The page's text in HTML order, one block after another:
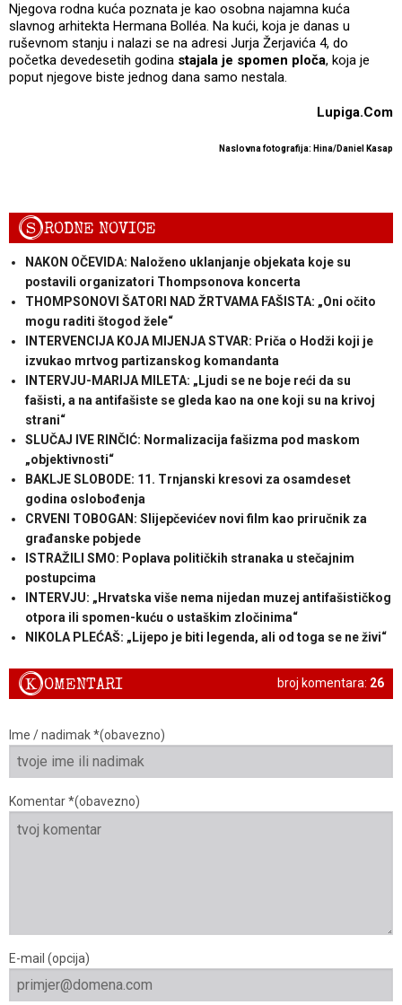
Njegova rodna kuća poznata je kao osobna najamna kuća
slavnog arhitekta Hermana Bolléa. Na kući, koja je danas u
ruševnom stanju i nalazi se na adresi Jurja Žerjavića 4, do
početka devedesetih godina stajala je spomen ploča, koja je
poput njegove biste jednog dana samo nestala.
Lupiga.Com
Naslovna fotografija: Hina/Daniel Kasap
SRODNE NOVICE
NAKON OČEVIDA: Naloženo uklanjanje objekata koje su
postavili organizatori Thompsonova koncerta
THOMPSONOVI ŠATORI NAD ŽRTVAMA FAŠISTA: „Oni očito
mogu raditi štogod žele“
INTERVENCIJA KOJA MIJENJA STVAR: Priča o Hodži koji je
izvukao mrtvog partizanskog komandanta
INTERVJU-MARIJA MILETA: „Ljudi se ne boje reći da su
fašisti, a na antifašiste se gleda kao na one koji su na krivoj
strani“
SLUČAJ IVE RINČIĆ: Normalizacija fašizma pod maskom
„objektivnosti“
BAKLJE SLOBODE: 11. Trnjanski kresovi za osamdeset
godina oslobođenja
CRVENI TOBOGAN: Slijepčevićev novi film kao priručnik za
građanske pobjede
ISTRAŽILI SMO: Poplava političkih stranaka u stečajnim
postupcima
INTERVJU: „Hrvatska više nema nijedan muzej antifašističkog
otpora ili spomen-kuću o ustaškim zločinima“
NIKOLA PLEĆAŠ: „Lijepo je biti legenda, ali od toga se ne živi“
broj komentara: 26
KOMENTARI
Ime / nadimak *(obavezno)
Komentar *(obavezno)
E-mail (opcija)